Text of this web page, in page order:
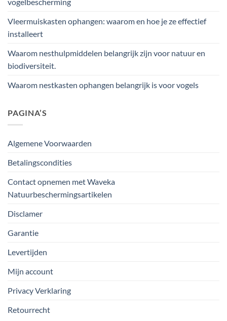
Vleermuiskasten ophangen: waarom en hoe je ze effectief
installeert
Waarom nesthulpmiddelen belangrijk zijn voor natuur en
biodiversiteit.
Waarom nestkasten ophangen belangrijk is voor vogels
PAGINA’S
Algemene Voorwaarden
Betalingscondities
Contact opnemen met Waveka
Natuurbeschermingsartikelen
Disclamer
Garantie
Levertijden
Mijn account
Privacy Verklaring
Retourrecht